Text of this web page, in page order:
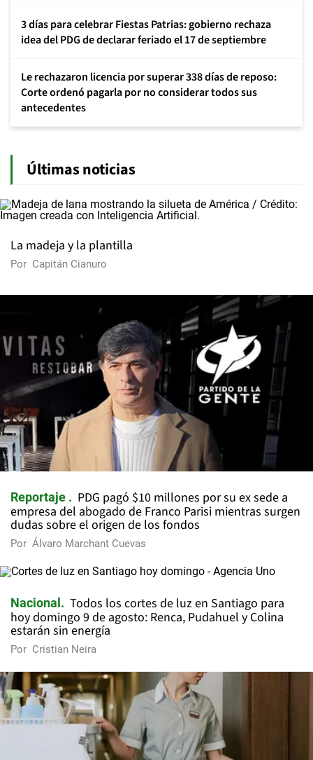
3 días para celebrar Fiestas Patrias: gobierno rechaza
idea del PDG de declarar feriado el 17 de septiembre
Le rechazaron licencia por superar 338 días de reposo:
Corte ordenó pagarla por no considerar todos sus
antecedentes
Últimas noticias
La madeja y la plantilla
Por Capitán Cianuro
Reportaje
PDG pagó $10 millones por su ex sede a
empresa del abogado de Franco Parisi mientras surgen
dudas sobre el origen de los fondos
Por Álvaro Marchant Cuevas
Nacional
Todos los cortes de luz en Santiago para
hoy domingo 9 de agosto: Renca, Pudahuel y Colina
estarán sin energía
Por Cristian Neira